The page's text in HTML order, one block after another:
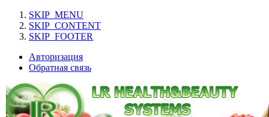
SKIP_MENU
SKIP_CONTENT
SKIP_FOOTER
Авторизация
Обратная связь